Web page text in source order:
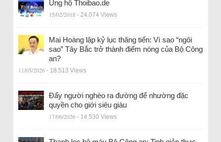
Ủng hộ Thoibao.de
15/02/2018 - 24.074 Views
Mai Hoàng lập kỷ lục thăng tiến: Vì sao “ngôi
sao” Tây Bắc trở thành điểm nóng của Bộ Công
an?
11/05/2026 - 18.513 Views
Đẩy người nghèo ra đường để nhường đặc
quyền cho giới siêu giàu
17/06/2026 - 14.530 Views